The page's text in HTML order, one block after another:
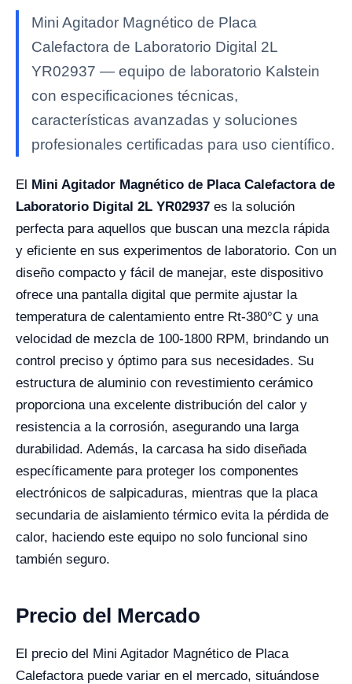
Mini Agitador Magnético de Placa
Calefactora de Laboratorio Digital 2L
YR02937 — equipo de laboratorio Kalstein
con especificaciones técnicas,
características avanzadas y soluciones
profesionales certificadas para uso científico.
El Mini Agitador Magnético de Placa Calefactora de
Laboratorio Digital 2L YR02937 es la solución
perfecta para aquellos que buscan una mezcla rápida
y eficiente en sus experimentos de laboratorio. Con un
diseño compacto y fácil de manejar, este dispositivo
ofrece una pantalla digital que permite ajustar la
temperatura de calentamiento entre Rt-380°C y una
velocidad de mezcla de 100-1800 RPM, brindando un
control preciso y óptimo para sus necesidades. Su
estructura de aluminio con revestimiento cerámico
proporciona una excelente distribución del calor y
resistencia a la corrosión, asegurando una larga
durabilidad. Además, la carcasa ha sido diseñada
específicamente para proteger los componentes
electrónicos de salpicaduras, mientras que la placa
secundaria de aislamiento térmico evita la pérdida de
calor, haciendo este equipo no solo funcional sino
también seguro.
Precio del Mercado
El precio del Mini Agitador Magnético de Placa
Calefactora puede variar en el mercado, situándose